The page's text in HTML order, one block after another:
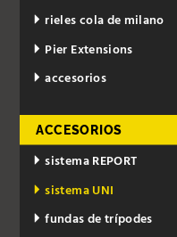
rieles cola de milano
Pier Extensions
accesorios
ACCESORIOS
sistema REPORT
sistema UNI
fundas de trípodes